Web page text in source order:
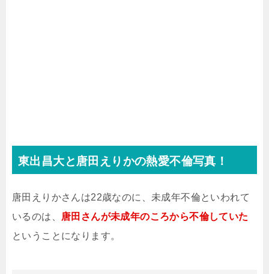
東出昌大と唐田えりかの熱愛不倫写真！
唐田えりかさんは22歳なのに、未成年不倫といわれて
いるのは、
唐田さんが未成年のころから不倫していた
ということになります。